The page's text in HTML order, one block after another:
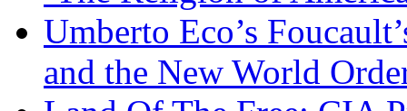
Umberto Eco’s
and the New World